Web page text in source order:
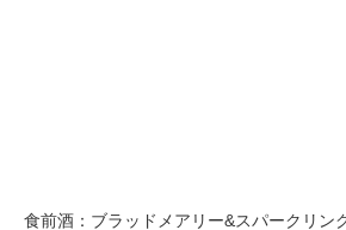
食前酒：ブラッドメアリー&スパークリン